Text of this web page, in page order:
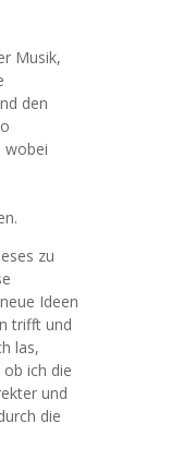
Musik,
den
wobei
zu
Ideen
trifft und
las,
ich die
und
die